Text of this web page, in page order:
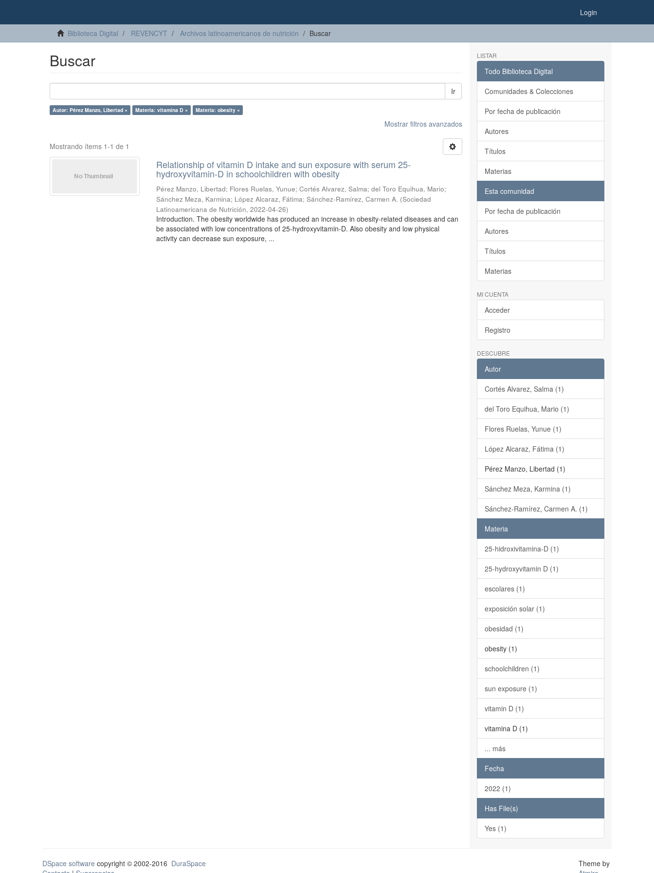
Login
Biblioteca Digital REVENCYT Archivos latinoamericanos de nutrición Buscar
Buscar
Ir
Autor: Pérez Manzo, Libertad × Materia: vitamina D × Materia: obesity ×
Mostrar filtros avanzados
Mostrando ítems 1-1 de 1
Relationship of vitamin D intake and sun exposure with serum 25-
hydroxyvitamin-D in schoolchildren with obesity
Pérez Manzo, Libertad; Flores Ruelas, Yunue;Cortés Alvarez, Salma;del Toro Equihua, Mario;
Sánchez Meza, Karmina; López Alcaraz, Fátima;Sánchez-Ramírez, Carmen A. (Sociedad
Latinoamericana de Nutrición,2022-04-26)
Introduction. The obesity worldwide has produced an increase in obesity-related diseases and can
be associated with low concentrations of 25-hydroxyvitamin-D. Also obesity and low physical
activity can decrease sun exposure, ...
LISTAR
Todo Biblioteca Digital
Comunidades & Colecciones
Por fecha de publicación
Autores
Títulos
Materias
Esta comunidad
Por fecha de publicación
Autores
Títulos
Materias
MI CUENTA
Acceder
Registro
DESCUBRE
Autor
Cortés Alvarez, Salma (1)
del Toro Equihua, Mario (1)
Flores Ruelas, Yunue (1)
López Alcaraz, Fátima (1)
Pérez Manzo, Libertad (1)
Sánchez Meza, Karmina (1)
Sánchez-Ramírez, Carmen A. (1)
Materia
25-hidroxivitamina-D (1)
25-hydroxyvitamin D (1)
escolares (1)
exposición solar (1)
obesidad (1)
obesity (1)
schoolchildren (1)
sun exposure (1)
vitamin D (1)
vitamina D (1)
... más
Fecha
2022 (1)
Has File(s)
Yes (1)
DSpace software copyright © 2002-2016 DuraSpace
Theme by